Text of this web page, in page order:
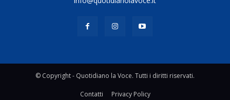
© Copyright - Quotidiano la Voce. Tutti i diritti riservati.
Contatti Privacy Policy